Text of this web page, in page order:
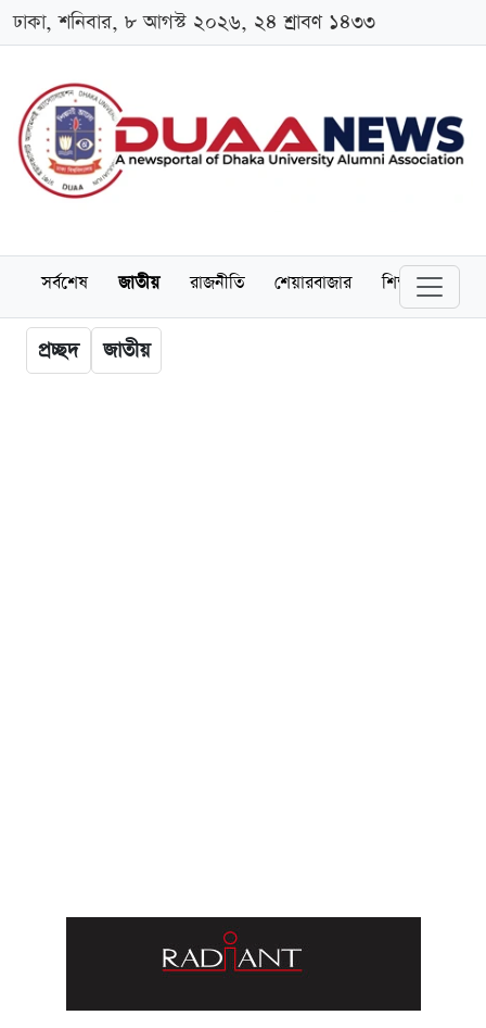
ঢাকা, শনিবার, ৮ আগস্ট ২০২৬, ২৪ শ্রাবণ ১৪৩৩
সর্বশেষ জাতীয় রাজনীতি শেয়ারবাজার শিক্ষা
প্রচ্ছদ জাতীয়